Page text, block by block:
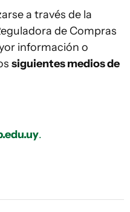
a través de la
de Compras
información o
siguientes medios de
.